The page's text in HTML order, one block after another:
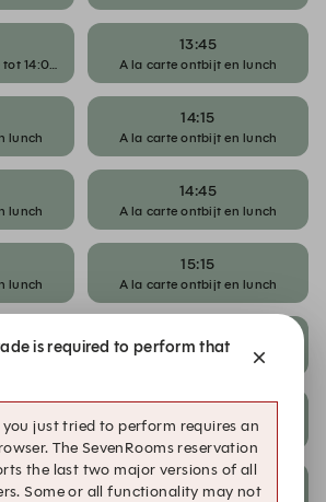
14:00 uur
13:45
A la carte ontbijt en lunch
lunch
14:15
A la carte ontbijt en lunch
lunch
14:45
A la carte ontbijt en lunch
lunch
15:15
A la carte ontbijt en lunch
lunch
15:45
A la carte ontbijt en lunch
lunch A la carte ontbijt en lunch
16:45
is required to perform that
just tried to perform requires an
The SevenRooms reservation
the last two major versions of all
Some or all functionality may not